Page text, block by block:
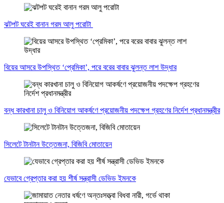
ঝটপট ঘরেই বানান গরম আলু পরোটা
বিয়ের আসরে উপস্থিত ‘প্রেমিকা’, পরে বরের বাবার ঝুলন্ত লাশ উদ্ধার
বন্ধ কারখানা চালু ও বিনিয়োগ আকর্ষণে প্রয়োজনীয় পদক্ষেপ গ্রহণের নির্দেশ প্রধানমন্ত্রীর
সিলেটে টানটান উত্তেজনা, বিজিবি মোতায়েন
যেভাবে গ্রেপ্তার করা হয় শীর্ষ সন্ত্রাসী ডেভিড ইমনকে